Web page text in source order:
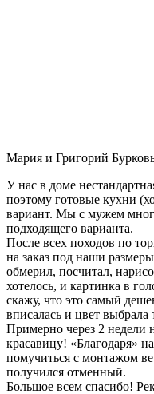
Мария и Григорий
У нас в доме
поэтому готовые кухни
вариант. Мы с мужем
подходящего варианта.
После всех походов по
на заказ под наши
обмерил, посчитал,
хотелось, и картинка в
скажу, что это самый
вписалась и цвет выбрала
Примерно через 2
красавицу! «Благодаря»
помучиться с монтажом
получился отменный.
Большое всем спасибо!